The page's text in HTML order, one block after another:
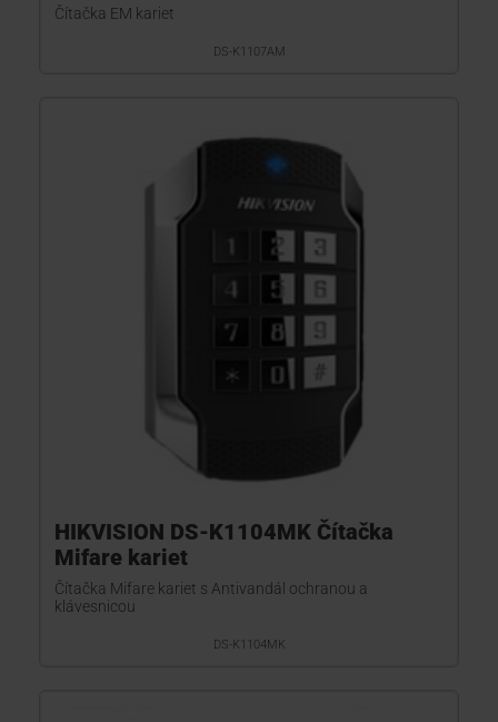
Čítačka EM kariet
DS-K1107AM
HIKVISION DS-K1104MK Čítačka
Mifare kariet
Čítačka Mifare kariet s Antivandál ochranou a
klávesnicou
DS-K1104MK